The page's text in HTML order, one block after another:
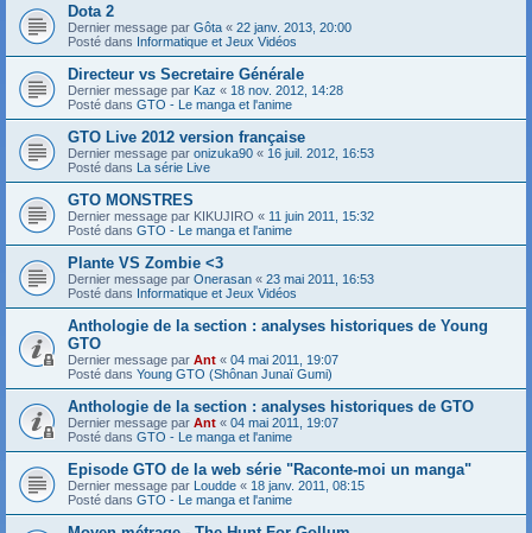
Dota 2
Dernier message par Gôta « 22 janv. 2013, 20:00
Posté dans Informatique et Jeux Vidéos
Directeur vs Secretaire Générale
Dernier message par Kaz « 18 nov. 2012, 14:28
Posté dans GTO - Le manga et l'anime
GTO Live 2012 version française
Dernier message par onizuka90 « 16 juil. 2012, 16:53
Posté dans La série Live
GTO MONSTRES
Dernier message par KIKUJIRO « 11 juin 2011, 15:32
Posté dans GTO - Le manga et l'anime
Plante VS Zombie <3
Dernier message par Onerasan « 23 mai 2011, 16:53
Posté dans Informatique et Jeux Vidéos
Anthologie de la section : analyses historiques de Young
GTO
Dernier message par Ant « 04 mai 2011, 19:07
Posté dans Young GTO (Shônan Junaï Gumi)
Anthologie de la section : analyses historiques de GTO
Dernier message par Ant « 04 mai 2011, 19:07
Posté dans GTO - Le manga et l'anime
Episode GTO de la web série "Raconte-moi un manga"
Dernier message par Loudde « 18 janv. 2011, 08:15
Posté dans GTO - Le manga et l'anime